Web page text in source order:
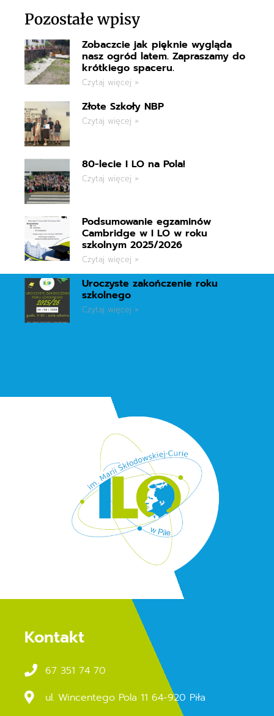
Pozostałe wpisy
Zobaczcie jak pięknie wygląda
nasz ogród latem. Zapraszamy do
krótkiego spaceru.
Czytaj więcej »
Złote Szkoły NBP
Czytaj więcej »
80-lecie I LO na Pola!
Czytaj więcej »
Podsumowanie egzaminów
Cambridge w I LO w roku
szkolnym 2025/2026
Czytaj więcej »
Uroczyste zakończenie roku
szkolnego
Czytaj więcej »
Kontakt
67 351 74 70
ul. Wincentego Pola 11 64-920 Piła